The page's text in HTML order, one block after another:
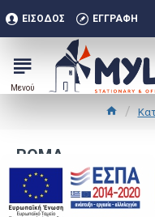
ΕΊΣΟΔΟΣ ΕΓΓΡΑΦΉ
ROMA
0
.